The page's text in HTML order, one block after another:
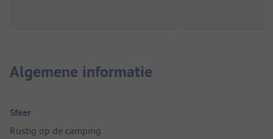
Algemene informatie
Sfeer
Rustig op de camping